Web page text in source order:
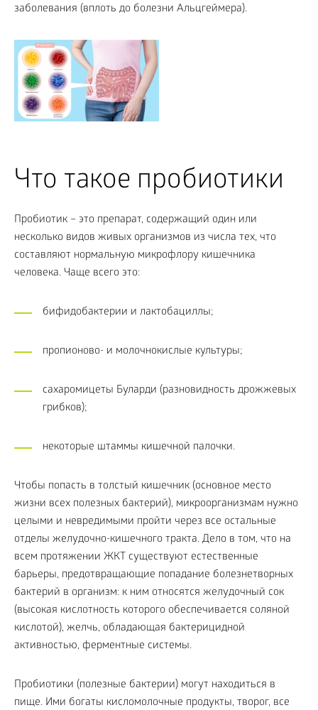
заболевания (вплоть до болезни Альцгеймера).
Что такое пробиотики
Пробиотик – это препарат, содержащий один или
несколько видов живых организмов из числа тех, что
составляют нормальную микрофлору кишечника
человека. Чаще всего это:
бифидобактерии и лактобациллы;
пропионово- и молочнокислые культуры;
сахаромицеты Буларди (разновидность дрожжевых
грибков);
некоторые штаммы кишечной палочки.
Чтобы попасть в толстый кишечник (основное место
жизни всех полезных бактерий), микроорганизмам нужно
целыми и невредимыми пройти через все остальные
отделы желудочно-кишечного тракта. Дело в том, что на
всем протяжении ЖКТ существуют естественные
барьеры, предотвращающие попадание болезнетворных
бактерий в организм: к ним относятся желудочный сок
(высокая кислотность которого обеспечивается соляной
кислотой), желчь, обладающая бактерицидной
активностью, ферментные системы.
Пробиотики (полезные бактерии) могут находиться в
пище. Ими богаты кисломолочные продукты, творог, все